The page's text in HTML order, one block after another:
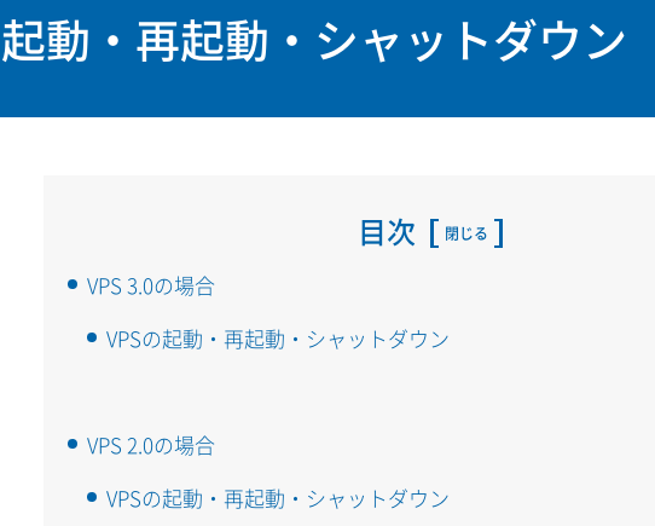
動・再起動・シャットダウン
目次 閉じる
VPS 3.0の場合
VPSの起動・再起動・シャットダウン
VPS 2.0の場合
VPSの起動・再起動・シャットダウン